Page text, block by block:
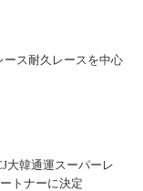
ース耐久レースを中心
大韓通運スーパーレ
トナーに決定